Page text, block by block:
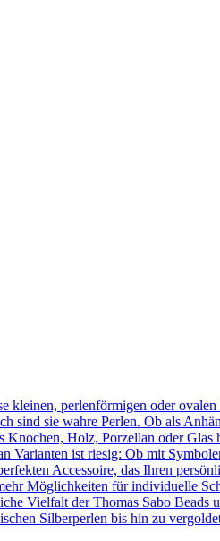
perlenförmigen oder
sind sie wahre Perlen. Ob als
Holz, Porzellan oder
ist riesig: Ob mit
Accessoire, das Ihren
Möglichkeiten für individuelle
Vielfalt der Thomas Sabo
Silberperlen bis hin zu